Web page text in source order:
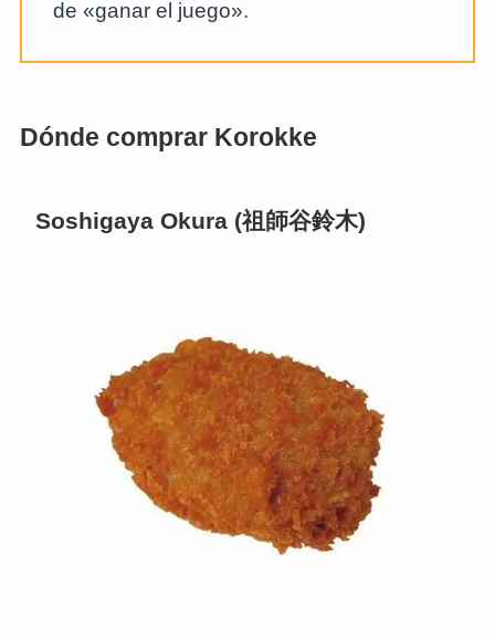
de «ganar el juego».
Dónde comprar Korokke
Soshigaya Okura (祖師谷鈴木)